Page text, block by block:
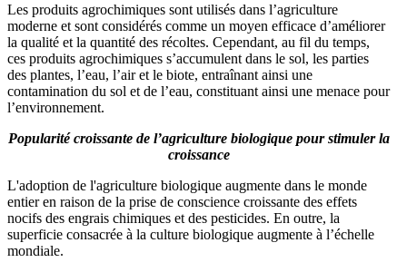
Les produits agrochimiques sont utilisés dans l’agriculture
moderne et sont considérés comme un moyen efficace d’améliorer
la qualité et la quantité des récoltes. Cependant, au fil du temps,
ces produits agrochimiques s’accumulent dans le sol, les parties
des plantes, l’eau, l’air et le biote, entraînant ainsi une
contamination du sol et de l’eau, constituant ainsi une menace pour
l’environnement.
Popularité croissante de l’agriculture biologique pour stimuler la
croissance
L'adoption de l'agriculture biologique augmente dans le monde
entier en raison de la prise de conscience croissante des effets
nocifs des engrais chimiques et des pesticides. En outre, la
superficie consacrée à la culture biologique augmente à l’échelle
mondiale.